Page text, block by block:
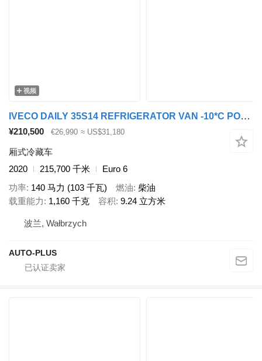
视频
IVECO DAILY 35S14 REFRIGERATOR VAN -10*C POWER SUPPLY 230V CRUISE CONT
¥210,500 €26,990 ≈ US$31,180
厢式冷藏车
2020
215,700 千米
Euro 6
功率 140 马力 (103 千瓦) 燃油 柴油
载重能力
1,160 千克 容积 9.24 立方米
波兰, Wałbrzych
AUTO-PLUS